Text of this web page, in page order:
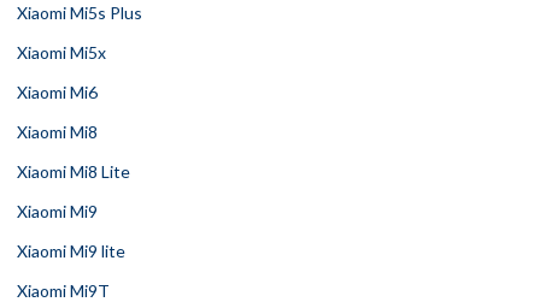
Xiaomi Mi5s Plus
Xiaomi Mi5x
Xiaomi Mi6
Xiaomi Mi8
Xiaomi Mi8 Lite
Xiaomi Mi9
Xiaomi Mi9 lite
Xiaomi Mi9T